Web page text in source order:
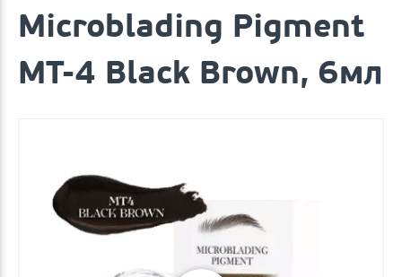
Microblading Pigment
MT-4 Black Brown, 6мл